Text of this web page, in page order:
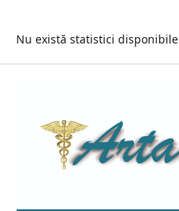
Nu există statistici disponibile